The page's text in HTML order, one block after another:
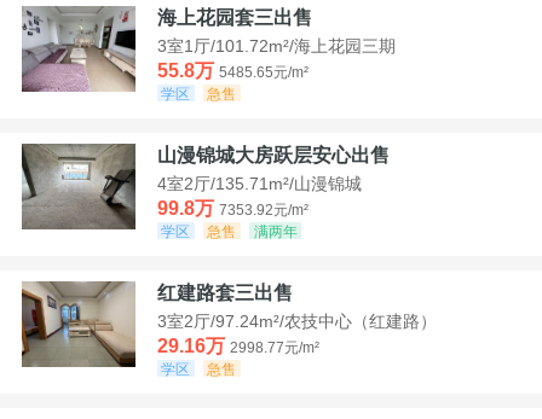
海上花园套三出售
3室1厅/101.72m²/海上花园三期
55.8万 5485.65元/m²
学区
急售
山漫锦城大房跃层安心出售
4室2厅/135.71m²/山漫锦城
99.8万 7353.92元/m²
学区
急售 满两年
红建路套三出售
3室2厅/97.24m²/农技中心（红建路）
29.16万 2998.77元/m²
学区
急售